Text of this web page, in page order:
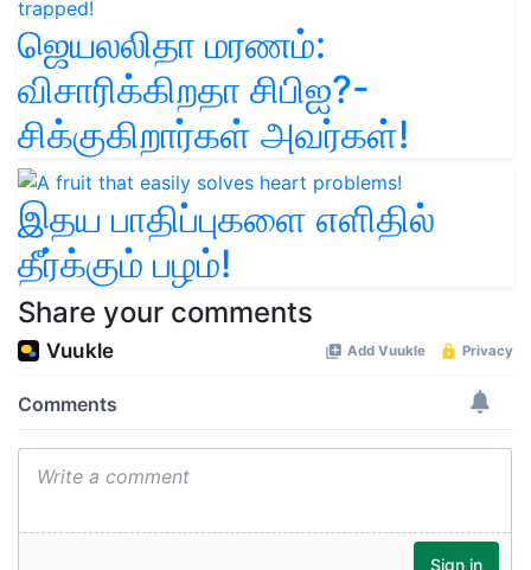
ஜெயலலிதா மரணம்:
விசாரிக்கிறதா சிபிஐ?-
சிக்குகிறார்கள் அவர்கள்!
இதய பாதிப்புகளை எளிதில்
தீர்க்கும் பழம்!
Share your comments